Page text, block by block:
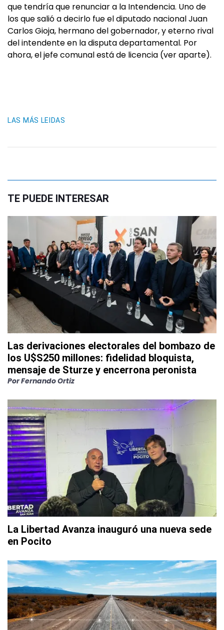
que tendría que renunciar a la Intendencia. Uno de
los que salió a decirlo fue el diputado nacional Juan
Carlos Gioja, hermano del gobernador, y eterno rival
del intendente en la disputa departamental. Por
ahora, el jefe comunal está de licencia (ver aparte).
LAS MÁS LEIDAS
TE PUEDE INTERESAR
Las derivaciones electorales del bombazo de
los U$S250 millones: fidelidad bloquista,
mensaje de Sturze y encerrona peronista
PorFernando Ortiz
La Libertad Avanza inauguró una nueva sede
en Pocito